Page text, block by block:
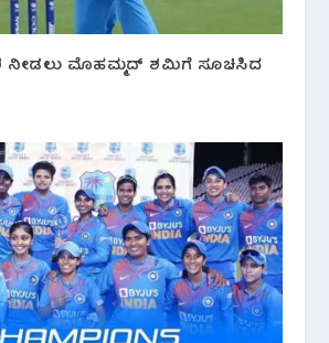
ನೀಡಲು ಮೊಹಮ್ಮದ್ ಶಮಿಗೆ ಸೂಚಿಸಿದ